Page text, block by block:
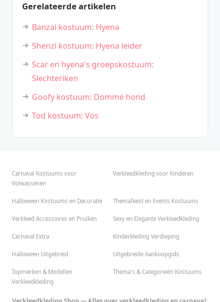
Gerelateerde artikelen
Banzai kostuum: Hyena
Shenzi kostuum: Hyena leider
Scar en hyena's groepskostuum:
Slechteriken
Goofy kostuum: Domme hond
Tod kostuum: Vos
Carnaval Kostuums voor
Volwassenen
Verkleedkleding voor Kinderen
Halloween Kostuums en Decoratie Themafeest en Events Kostuums
Verkleed Accessoires en Pruiken Sexy en Elegante Verkleedkleding
Carnaval Extra Kinderkleding Verdieping
Halloween Uitgebreid Uitgebreide Aankoopgids
Topmerken & Modellen
Verkleedkleding
Thema's & Categorieën Kostuums